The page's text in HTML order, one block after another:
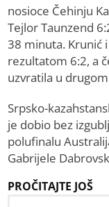
nosioce Čehinju
Tejlor Taunzend
38 minuta. Krunić
rezultatom 6:2, a
uzvratila u
Srpsko-
je dobio bez
polufinalu
Gabrijele
PROČITAJTE JOŠ